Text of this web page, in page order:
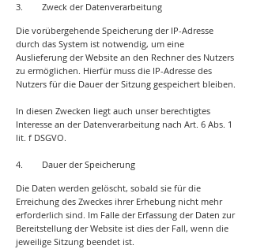
3. Zweck der Datenverarbeitung
Die vorübergehende Speicherung der IP-Adresse
durch das System ist notwendig, um eine
Auslieferung der Website an den Rechner des Nutzers
zu ermöglichen. Hierfür muss die IP-Adresse des
Nutzers für die Dauer der Sitzung gespeichert bleiben.
In diesen Zwecken liegt auch unser berechtigtes
Interesse an der Datenverarbeitung nach Art. 6 Abs. 1
lit. f DSGVO.
4. Dauer der Speicherung
Die Daten werden gelöscht, sobald sie für die
Erreichung des Zweckes ihrer Erhebung nicht mehr
erforderlich sind. Im Falle der Erfassung der Daten zur
Bereitstellung der Website ist dies der Fall, wenn die
jeweilige Sitzung beendet ist.